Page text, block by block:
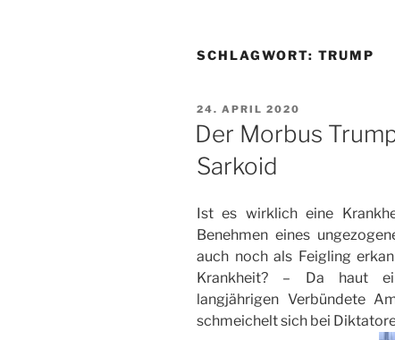
SCHLAGWORT: TRUMP
VERÖFFENTLICHT
AM
24. APRIL 2020
Der Morbus
Sarkoid
Ist es wirklich eine
Benehmen eines
auch noch als Feigling
Krankheit? – Da haut
langjährigen Verbündete
schmeichelt sich bei